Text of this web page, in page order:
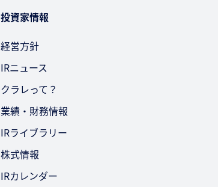
投資家情報
経営方針
IRニュース
クラレって？
業績・財務情報
IRライブラリー
株式情報
IRカレンダー